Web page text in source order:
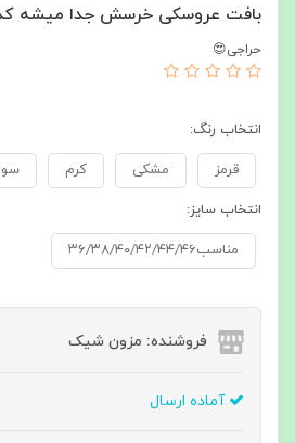
بافت عروسکی خرسش جدا میشه
حراجی😍
انتخاب رنگ:
قرمز مشکی کرم
انتخاب سایز:
مناسب۳۶/۳۸/۴۰/۴۲/۴۴/۴۶
فروشنده: مزون شیک
آماده ارسال